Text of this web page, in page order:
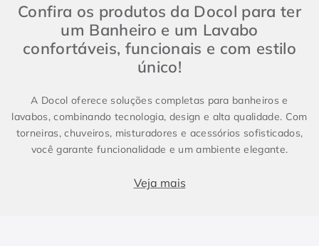
Confira os produtos da Docol para ter
um Banheiro e um Lavabo
confortáveis, funcionais e com estilo
único!
A Docol oferece soluções completas para banheiros e
lavabos, combinando tecnologia, design e alta qualidade. Com
torneiras, chuveiros, misturadores e acessórios sofisticados,
você garante funcionalidade e um ambiente elegante.
Produtos essenciais para Banheiro e Lavabo
Veja mais